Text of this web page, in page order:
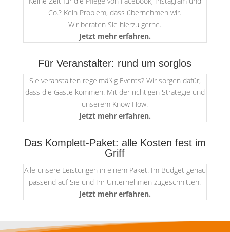
Co.? Kein Problem, dass übernehmen wir.
Wir beraten Sie hierzu gerne.
Jetzt mehr erfahren.
Für Veranstalter: rund um sorglos
Sie veranstalten regelmäßig Events? Wir sorgen dafür,
dass die Gäste kommen. Mit der richtigen Strategie und
unserem Know How.
Jetzt mehr erfahren.
Das Komplett-Paket: alle Kosten fest im
Griff
Alle unsere Leistungen in einem Paket. Im Budget genau
passend auf Sie und Ihr Unternehmen zugeschnitten.
Jetzt mehr erfahren.